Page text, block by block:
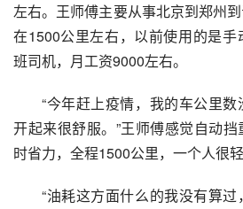
左右。王师傅主要从事北京到郑州
在1500公里左右，以前使用的是
班司机，月工资9000左右。
“今年赶上疫情，我的车公里
开起来很舒服。”王师傅感觉自动
时省力，全程1500公里，一个人很
“油耗这方面什么的我没有算